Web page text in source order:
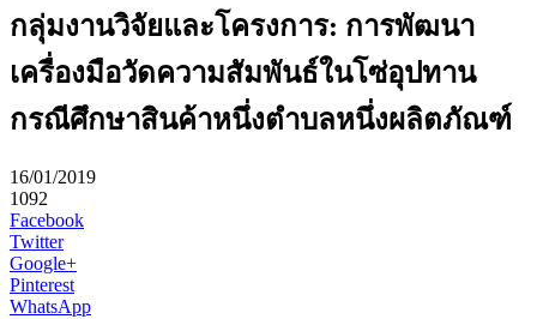
กลุ่มงานวิจัยและโครงการ: การพัฒนา
เครื่องมือวัดความสัมพันธ์ในโซ่อุปทาน
กรณีศึกษาสินค้าหนึ่งตำบลหนึ่งผลิตภัณฑ์
16/01/2019
1092
Facebook
Twitter
Google+
Pinterest
WhatsApp